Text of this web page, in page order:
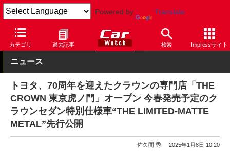
Powered by Translate
カテゴリ 過去記事 検索 Impressサイト
Car Watch 自動車 トヨタ クラウン
ニュース
トヨタ、70周年を迎えたクラウンの専門店「THE
CROWN 東京虎ノ門」オープン 今春発売予定のク
ラウンセダン特別仕様車“THE LIMITED-MATTE
METAL”先行公開
佐久間 秀 2025年1月8日 10:20